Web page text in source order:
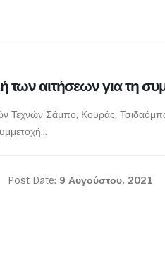
των αιτήσεων για τη
Τεχνών Σάμπο, Κουράς,
Post Date: 9 Αυγούστου, 2021